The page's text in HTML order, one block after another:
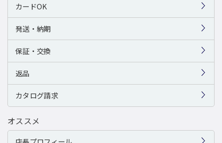
カードOK
発送・納期
保証・交換
返品
カタログ請求
オススメ